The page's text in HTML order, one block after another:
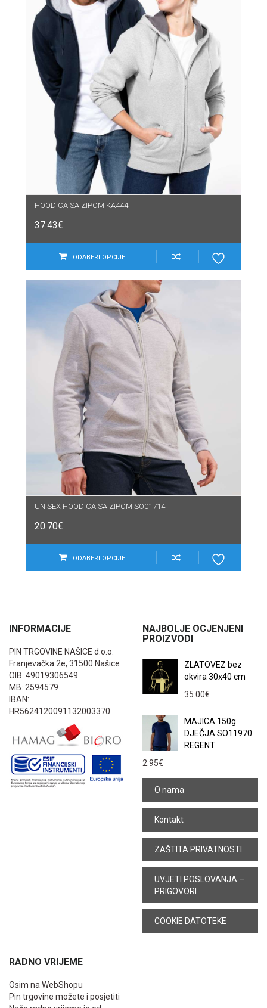
HOODICA SA ZIPOM KA444
37.43€
ODABERI OPCIJE
UNISEX HOODICA SA ZIPOM SO01714
20.70€
ODABERI OPCIJE
INFORMACIJE
PIN TRGOVINE NAŠICE d.o.o.
Franjevačka 2e, 31500 Našice
OIB: 49019306549
MB: 2594579
IBAN:
HR5624120091132003370
NAJBOLJE OCJENJENI
PROIZVODI
ZLATOVEZ bez
okvira 30x40 cm
35.00€
MAJICA 150g
DJEČJA SO11970
REGENT
2.95€
O nama
Kontakt
ZAŠTITA PRIVATNOSTI
UVJETI POSLOVANJA –
PRIGOVORI
COOKIE DATOTEKE
RADNO VRIJEME
Osim na WebShopu
Pin trgovine možete i posjetiti